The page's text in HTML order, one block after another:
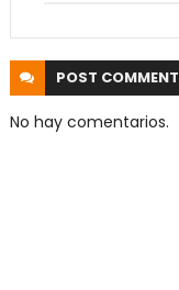
POST COMMENT
No hay comentarios.